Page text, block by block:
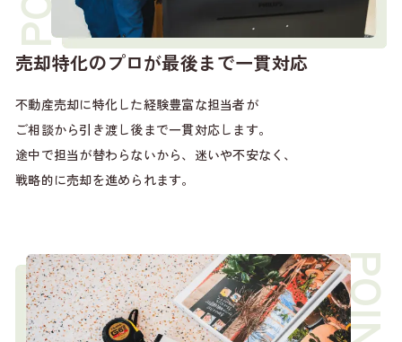
売却特化のプロが最後まで一貫対応
不動産売却に特化した経験豊富な担当者が
ご相談から引き渡し後まで一貫対応します。
途中で担当が替わらないから、迷いや不安なく、
戦略的に売却を進められます。